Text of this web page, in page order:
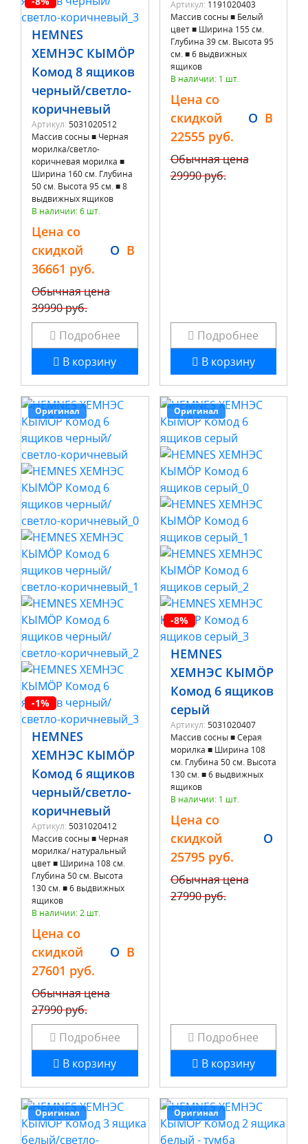
HEMNES
ХЕМНЭС КЫМÖР
Комод 8 ящиков
черный/светло-
коричневый
Артикул: 5031020512
Массив сосны ■ Черная
морилка/светло-
коричневая морилка ■
Ширина 160 см. Глубина
50 см. Высота 95 см. ■ 8
выдвижных ящиков
В наличии: 6 шт.
Цена со
скидкой
36661 руб.
O B
Обычная цена
39990 руб.
Подробнее
В корзину
Артикул: 1191020403
Массив сосны ■ Белый
цвет ■ Ширина 155 см.
Глубина 39 см. Высота 95
см. ■ 6 выдвижных
ящиков
В наличии: 1 шт.
Цена со
скидкой
22555 руб.
O B
Обычная цена
29990 руб.
Подробнее
В корзину
Оригинал
-1%
HEMNES
ХЕМНЭС КЫМÖР
Комод 6 ящиков
черный/светло-
коричневый
Артикул: 5031020412
Массив сосны ■ Черная
морилка/ натуральный
цвет ■ Ширина 108 см.
Глубина 50 см. Высота
130 см. ■ 6 выдвижных
ящиков
В наличии: 2 шт.
Цена со
скидкой
27601 руб.
O B
Обычная цена
27990 руб.
Подробнее
В корзину
Оригинал
-8%
HEMNES
ХЕМНЭС КЫМÖР
Комод 6 ящиков
серый
Артикул: 5031020407
Массив сосны ■ Серая
морилка ■ Ширина 108
см. Глубина 50 см. Высота
130 см. ■ 6 выдвижных
ящиков
В наличии: 1 шт.
Цена со
скидкой
25795 руб.
O
Обычная цена
27990 руб.
Подробнее
В корзину
Оригинал Оригинал